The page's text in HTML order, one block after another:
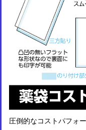
圧倒的なコストパフォー